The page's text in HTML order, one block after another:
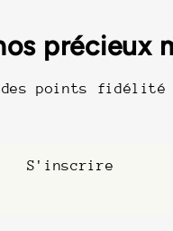
précieux
des points fidélité
S'inscrire